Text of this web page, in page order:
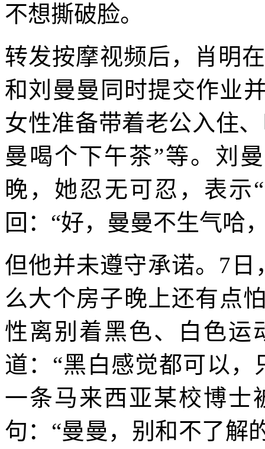
不想撕破脸。
转发按摩视频后，肖明
和刘曼曼同时提交作业
女性准备带着老公入住
曼喝个下午茶”等。刘
晚，她忍无可忍，表示
回：“好，曼曼不生气哈
但他并未遵守承诺。7
么大个房子晚上还有点
性离别着黑色、白色运
道：“黑白感觉都可以，
一条马来西亚某校博士
句：“曼曼，别和不了解